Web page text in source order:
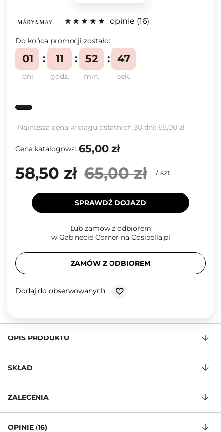
opinie 16
Do końca promocji zostało:
dni
01
godz.
11
min.
52
sek.
47
:
Najniższa cena w ciągu ostatnich 30 dni: 65,00 zł
Cena katalogowa: 65,00 zł
58,50 zł 65,00 zł / szt.
SPRAWDŹ DOJAZD
Lub zamów z odbiorem
w Gabinecie Corner na Cosibella.pl
ZAMÓW Z ODBIOREM
Dodaj do obserwowanych
OPIS PRODUKTU
SKŁAD
ZALECENIA
OPINIE (16)